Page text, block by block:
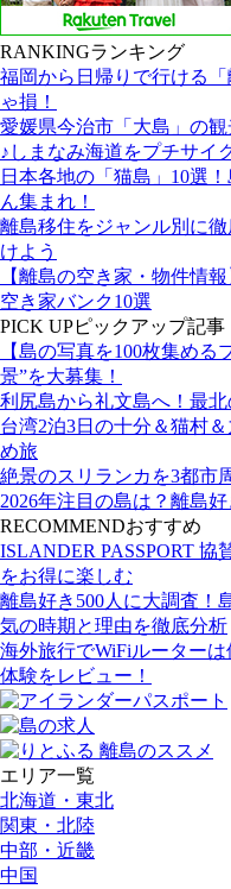
RANKINGランキング
福岡から日帰りで行ける
ゃ損！
愛媛県今治市「大島」の
♪しまなみ海道をプチサイ
日本各地の「猫島」10選
ん集まれ！
離島移住をジャンル別に
けよう
【離島の空き家・物件情
空き家バンク10選
PICK UPピックアップ記事
【島の写真を100枚集め
景”を大募集！
利尻島から礼文島へ！最
台湾2泊3日の十分＆猫村
め旅
絶景のスリランカを3都市
2026年注目の島は？離島
RECOMMENDおすすめ
ISLANDER PASSPORT
をお得に楽しむ
離島好き500人に大調査！
気の時期と理由を徹底分析
海外旅行でWiFiルーター
体験をレビュー！
エリア一覧
北海道・東北
関東・北陸
中部・近畿
中国